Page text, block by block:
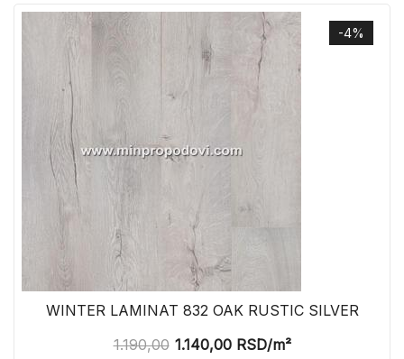
-4%
WINTER LAMINAT 832 OAK RUSTIC SILVER
1.190,00 1.140,00RSD/m²